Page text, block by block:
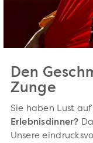
Den
Zunge
Sie haben Lust
Erlebnisdinner?
Unsere